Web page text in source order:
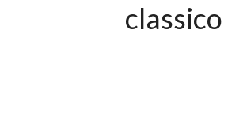
classico